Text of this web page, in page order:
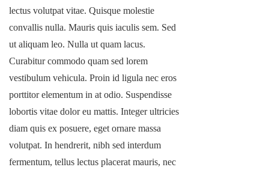
lectus volutpat vitae. Quisque molestie
convallis nulla. Mauris quis iaculis sem. Sed
ut aliquam leo. Nulla ut quam lacus.
Curabitur commodo quam sed lorem
vestibulum vehicula. Proin id ligula nec eros
porttitor elementum in at odio. Suspendisse
lobortis vitae dolor eu mattis. Integer ultricies
diam quis ex posuere, eget ornare massa
volutpat. In hendrerit, nibh sed interdum
fermentum, tellus lectus placerat mauris, nec